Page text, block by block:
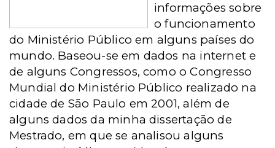
informações sobre
o funcionamento
do Ministério Público em alguns países do
mundo. Baseou-se em dados na internet e
de alguns Congressos, como o Congresso
Mundial do Ministério Público realizado na
cidade de São Paulo em 2001, além de
alguns dados da minha dissertação de
Mestrado, em que se analisou alguns